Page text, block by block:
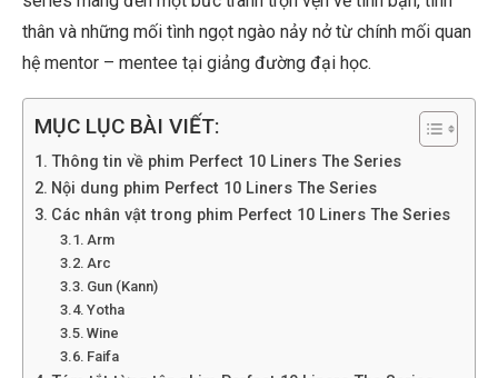
thân và những mối tình ngọt ngào nảy nở từ chính mối quan
hệ mentor – mentee tại giảng đường đại học.
MỤC LỤC BÀI VIẾT:
Thông tin về phim Perfect 10 Liners The Series
Nội dung phim Perfect 10 Liners The Series
Các nhân vật trong phim Perfect 10 Liners The Series
Arm
Arc
Gun (Kann)
Yotha
Wine
Faifa